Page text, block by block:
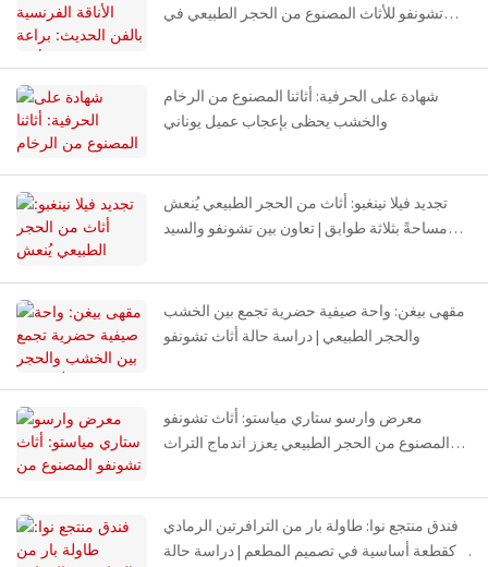
تشونفو للأثاث المصنوع من الحجر الطبيعي في
شهادة على الحرفية: أثاثنا المصنوع من الرخام
والخشب يحظى بإعجاب عميل يوناني
تجديد فيلا نينغبو: أثاث من الحجر الطبيعي يُنعش
مساحةً بثلاثة طوابق | تعاون بين تشونفو والسيد
مقهى بيغن: واحة صيفية حضرية تجمع بين الخشب
والحجر الطبيعي | دراسة حالة أثاث تشونفو
معرض وارسو ستاري مياستو: أثاث تشونفو
المصنوع من الحجر الطبيعي يعزز اندماج التراث
فندق منتجع نوا: طاولة بار من الترافرتين الرمادي
كقطعة أساسية في تصميم المطعم | دراسة حالة